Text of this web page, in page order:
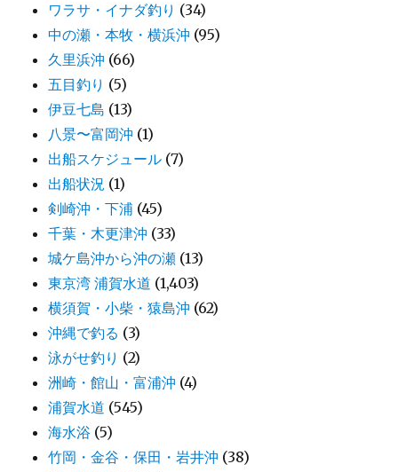
ワラサ・イナダ釣り (34)
中の瀬・本牧・横浜沖 (95)
久里浜沖 (66)
五目釣り (5)
伊豆七島 (13)
八景〜富岡沖 (1)
出船スケジュール (7)
出船状況 (1)
剣崎沖・下浦 (45)
千葉・木更津沖 (33)
城ケ島沖から沖の瀬 (13)
東京湾 浦賀水道 (1,403)
横須賀・小柴・猿島沖 (62)
沖縄で釣る (3)
泳がせ釣り (2)
洲崎・館山・富浦沖 (4)
浦賀水道 (545)
海水浴 (5)
竹岡・金谷・保田・岩井沖 (38)